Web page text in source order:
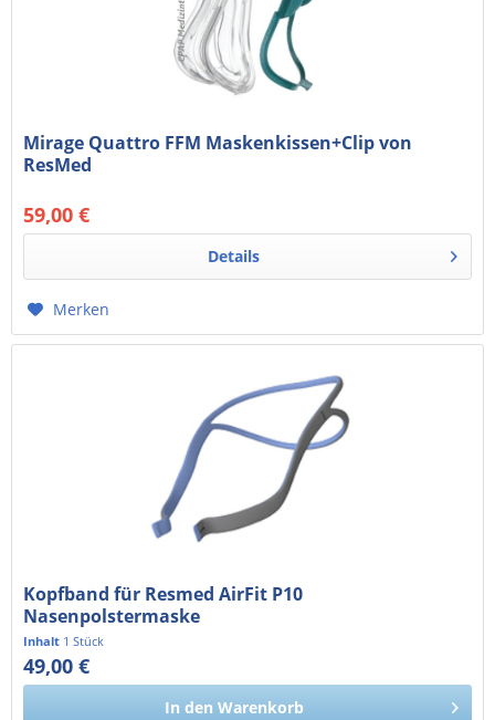
Mirage Quattro FFM Maskenkissen+Clip von
ResMed
59,00 €
49,58 € exkl. MwSt. 99,00 € *
Details
Merken
Kopfband für Resmed AirFit P10
Nasenpolstermaske
Inhalt 1 Stück
49,00 €
41,18 € exkl. MwSt.
In den Warenkorb